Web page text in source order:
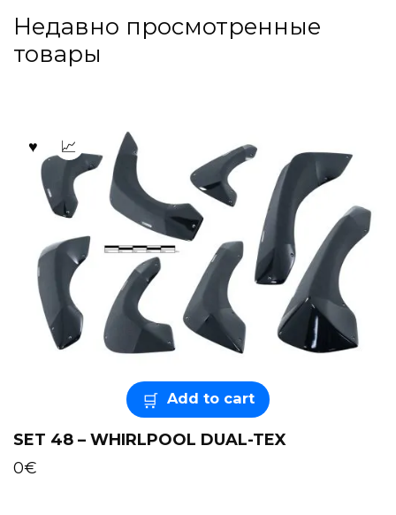
Недавно просмотренные
товары
Add to cart
SET 48 – WHIRLPOOL DUAL-TEX
0€